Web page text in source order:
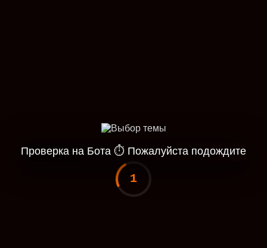
Проверка на Бота ⏱ Пожалуйста подождите
1